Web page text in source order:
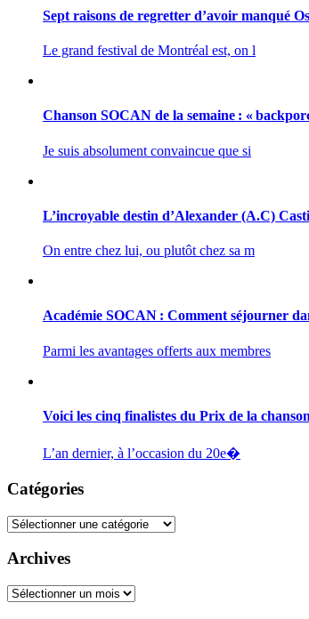
Sept raisons de regretter d’avoir manqué
Le grand festival de Montréal est, on l
Chanson SOCAN de la semaine : «
Je suis absolument convaincue que si
L’incroyable destin d’Alexander (A.C)
On entre chez lui, ou plutôt chez sa m
Académie SOCAN : Comment séjourner
Parmi les avantages offerts aux membres
Voici les cinq finalistes du Prix de la
L’an dernier, à l’occasion du 20e�
Catégories
Catégories
Archives
Archives